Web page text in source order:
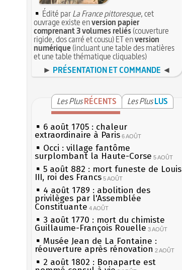
Édité parLa France pittoresque, cet
ouvrage existe enversion papier
comprenant 3 volumes reliés(couverture
rigide, dos carré et cousu) ET enversion
numérique(incluant une table des matières
et une table thématique cliquables)
► PRÉSENTATION ET COMMANDE ◄
Les Plus RÉCENTS Les Plus LUS
6 août 1705 : chaleur
extraordinaire à Paris 6 AOÛT
Occi : village fantôme
surplombant la Haute-Corse 5 AOÛT
5 août 882 : mort funeste de Louis
III, roi des Francs 5 AOÛT
4 août 1789 : abolition des
privilèges par l'Assemblée
Constituante 4 AOÛT
3 août 1770 : mort du chimiste
Guillaume-François Rouelle 3 AOÛT
Musée Jean de La Fontaine :
réouverture après rénovation 2 AOÛT
2 août 1802 : Bonaparte est